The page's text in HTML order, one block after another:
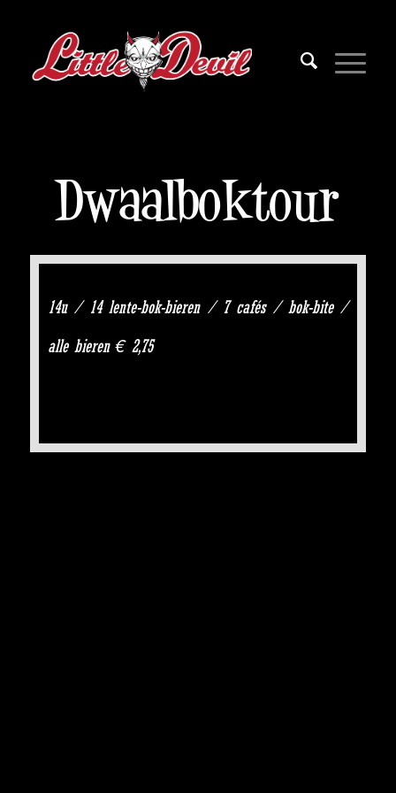
Dwaalboktour
14u / 14 lente-bok-bieren / 7 cafés / bok-bite /
alle bieren € 2,75